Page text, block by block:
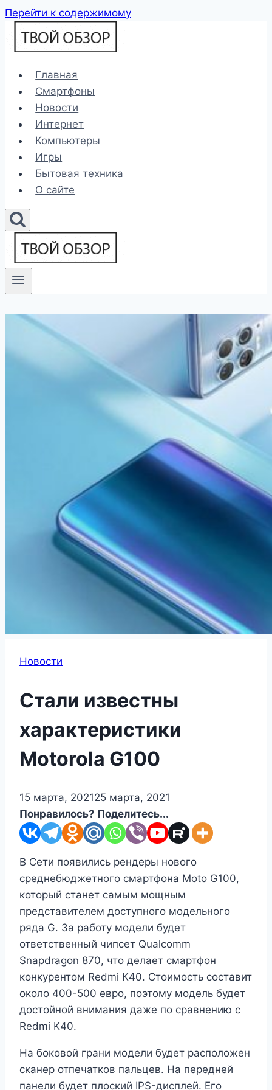
Перейти к содержимому
Главная
Смартфоны
Новости
Интернет
Компьютеры
Игры
Бытовая техника
О сайте
Новости
Стали известны
характеристики
Motorola G100
15 марта, 202125 марта, 2021
Понравилось? Поделитесь...
В Сети появились рендеры нового
среднебюджетного смартфона Moto G100,
который станет самым мощным
представителем доступного модельного
ряда G. За работу модели будет
ответственный чипсет Qualcomm
Snapdragon 870, что делает смартфон
конкурентом Redmi K40. Стоимость составит
около 400-500 евро, поэтому модель будет
достойной внимания даже по сравнению с
Redmi K40.
На боковой грани модели будет расположен
сканер отпечатков пальцев. На передней
панели будет плоский IPS-дисплей. Его